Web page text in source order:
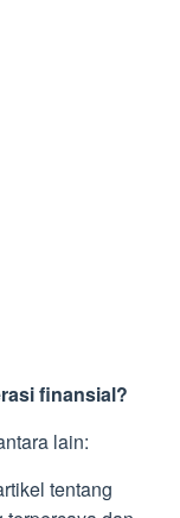
finansial?
lain:
tentang